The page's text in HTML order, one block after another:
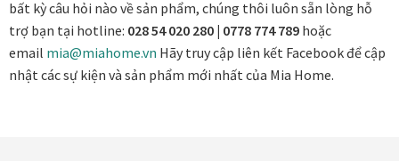
Kim liên vạn phúc phòng thờ
Liên hệ
bất kỳ câu hỏi nào về sản phẩm, chúng thôi luôn sẵn lòng hỗ
trợ bạn tại hotline: 028 54 020 280 | 0778 774 789 hoặc
email mia@miahome.vn Hãy truy cập liên kết Facebook để cập
nhật các sự kiện và sản phẩm mới nhất của Mia Home.